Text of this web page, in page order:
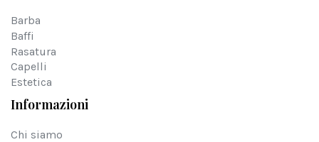
Barba
Baffi
Rasatura
Capelli
Estetica
Informazioni
Chi siamo